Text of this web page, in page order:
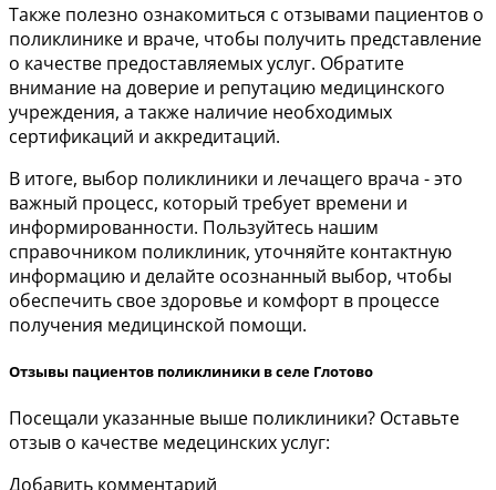
Также полезно ознакомиться с отзывами пациентов о
поликлинике и враче, чтобы получить представление
о качестве предоставляемых услуг. Обратите
внимание на доверие и репутацию медицинского
учреждения, а также наличие необходимых
сертификаций и аккредитаций.
В итоге, выбор поликлиники и лечащего врача - это
важный процесс, который требует времени и
информированности. Пользуйтесь нашим
справочником поликлиник, уточняйте контактную
информацию и делайте осознанный выбор, чтобы
обеспечить свое здоровье и комфорт в процессе
получения медицинской помощи.
Отзывы пациентов поликлиники в селе Глотово
Посещали указанные выше поликлиники? Оставьте
отзыв о качестве медецинских услуг:
Добавить комментарий